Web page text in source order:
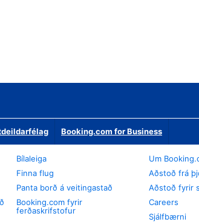
Booking.com for Business
Bílaleiga
Finna flug
Panta borð á veitingastað
Booking.com fyrir
ferðaskrifstofur
Um
Aðstoð frá
Aðstoð fyrir
Careers
Sjálfbærni